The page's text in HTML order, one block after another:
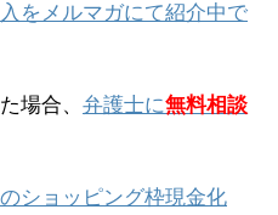
をメルマガにて紹介中で
場合、 弁護士に無料相談
ショッピング枠現金化